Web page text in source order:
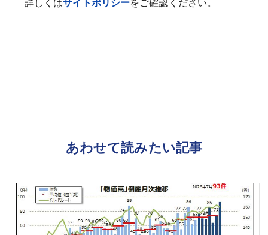
詳しくはサイトポリシーをご確認ください。
あわせて読みたい記事